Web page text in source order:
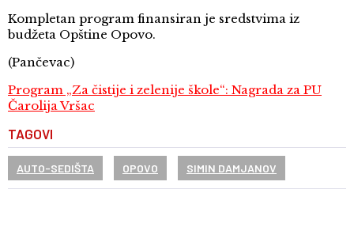
Kompletan program finansiran je sredstvima iz
budžeta Opštine Opovo.
(Pančevac)
Program „Za čistije i zelenije škole“: Nagrada za PU
Čarolija Vršac
TAGOVI
AUTO-SEDIŠTA OPOVO SIMIN DAMJANOV